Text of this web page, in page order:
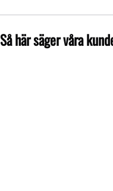
Så här säger våra